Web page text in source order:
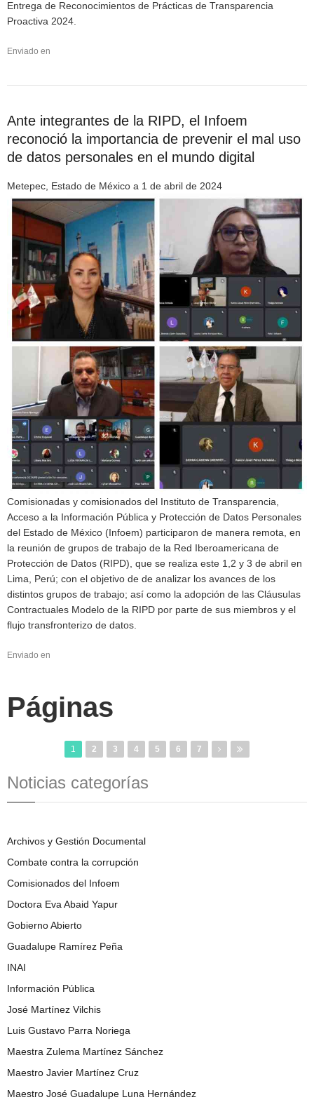
Entrega de Reconocimientos de Prácticas de Transparencia
Proactiva 2024.
Enviado en
Ante integrantes de la RIPD, el Infoem
reconoció la importancia de prevenir el mal uso
de datos personales en el mundo digital
Metepec, Estado de México a 1 de abril de 2024
Comisionadas y comisionados del Instituto de Transparencia,
Acceso a la Información Pública y Protección de Datos Personales
del Estado de México (Infoem) participaron de manera remota, en
la reunión de grupos de trabajo de la Red Iberoamericana de
Protección de Datos (RIPD), que se realiza este 1,2 y 3 de abril en
Lima, Perú; con el objetivo de de analizar los avances de los
distintos grupos de trabajo; así como la adopción de las Cláusulas
Contractuales Modelo de la RIPD por parte de sus miembros y el
flujo transfronterizo de datos.
Enviado en
Páginas
1 2 3 4 5 6 7
Noticias categorías
Archivos y Gestión Documental
Combate contra la corrupción
Comisionados del Infoem
Doctora Eva Abaid Yapur
Gobierno Abierto
Guadalupe Ramírez Peña
INAI
Información Pública
José Martínez Vilchis
Luis Gustavo Parra Noriega
Maestra Zulema Martínez Sánchez
Maestro Javier Martínez Cruz
Maestro José Guadalupe Luna Hernández